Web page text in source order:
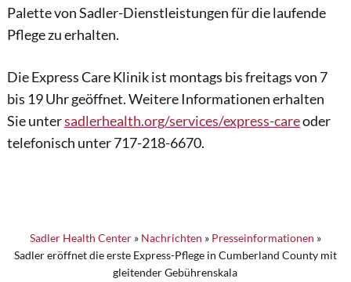
Palette von Sadler-Dienstleistungen für die laufende
Pflege zu erhalten.
Die Express Care Klinik ist montags bis freitags von 7
bis 19 Uhr geöffnet. Weitere Informationen erhalten
Sie untersadlerhealth.org/services/express-careoder
telefonisch unter 717-218-6670.
Sadler Health Center» Nachrichten » Presseinformationen »
Sadler eröffnet die erste Express-Pflege in Cumberland County mit
gleitender Gebührenskala